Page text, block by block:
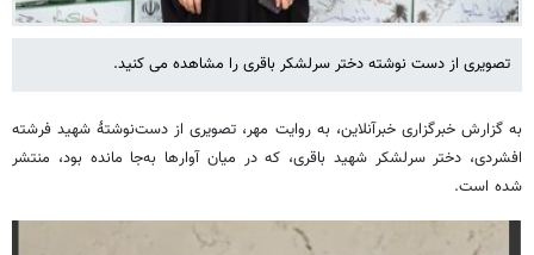
تصویری از دست نوشته دختر سرلشکر باقری را مشاهده می کنید.
به گزارش خبرگزاری خبرآنلاین، به روایت مهر، تصویری از دست‌نوشتهٔ شهید فرشته
افشردی، دختر سرلشکر شهید باقری، که در میان آوارها به‌جا مانده‌ بود، منتشر
شده است.